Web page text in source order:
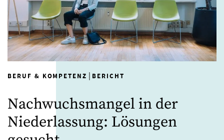
BERUF & KOMPETENZ | BERICHT
Nachwuchsmangel in der
Niederlassung: Lösungen